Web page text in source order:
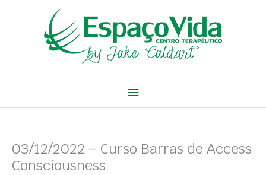
principal
03/12/2022 – Curso Barras de Access
Consciousness